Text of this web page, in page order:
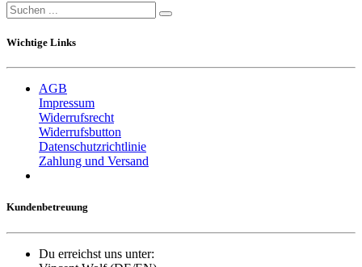
Wichtige Links
AGB
Impressum
Widerrufsrecht
Widerrufsbutton
Datenschutzrichtlinie
Zahlung und Versand
Kundenbetreuung
Du erreichst uns unter: